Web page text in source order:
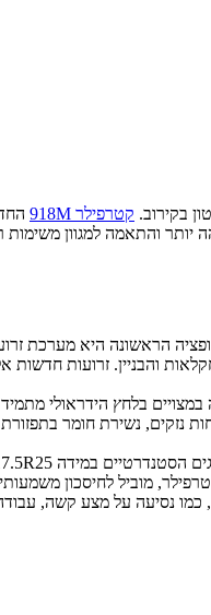
קטרפילר 918M
החקלאות והבניין. זרועות
במצויים בלחץ הידראולי
נזקים, נשירת חומר
של המעמיס, עמידות טובה יותר בעומסים והארכת חיי הצמיג
כמו נסיעה על מצע קשה,